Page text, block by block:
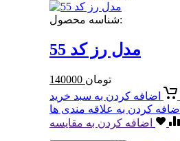
شناسه محصول:
مدل رز کد 55
140000 تومان
اضافه کردن به سبد خرید
اضافه کردن به علاقه مندی ها
اضافه کردن به مقایسه